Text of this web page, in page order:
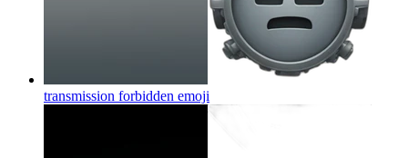
transmission forbidden emoji